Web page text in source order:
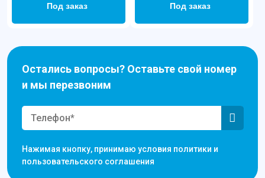
Под заказ Под заказ
Остались вопросы? Оставьте свой номер
и мы перезвоним
Нажимая кнопку, принимаю условия политики и
пользовательского соглашения